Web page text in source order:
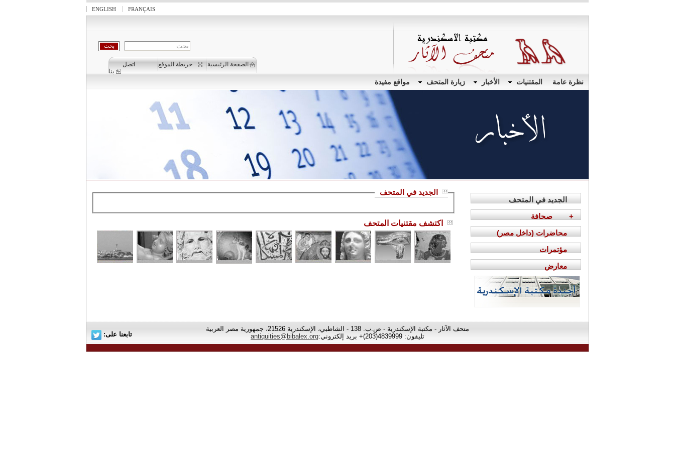
ENGLISH FRANÇAIS
بحث
الصفحة الرئيسية خريطة الموقع
اتصل
بنا
نظرة عامة المقتنيات الأخبار زيارة المتحف مواقع مفيدة
الجديد في المتحف
+
صحافة
محاضرات (داخل مصر)
مؤتمرات
معارض
الجديد في المتحف
اكتشف مقتنيات المتحف
متحف الآثار - مكتبة الإسكندرية - ص.ب. 138 - الشاطبي، الإسكندرية 21526، جمهورية مصر العربية
تليفون: 4839999(203)+ بريد إلكتروني:
antiquities@bibalex.org تابعنا على: